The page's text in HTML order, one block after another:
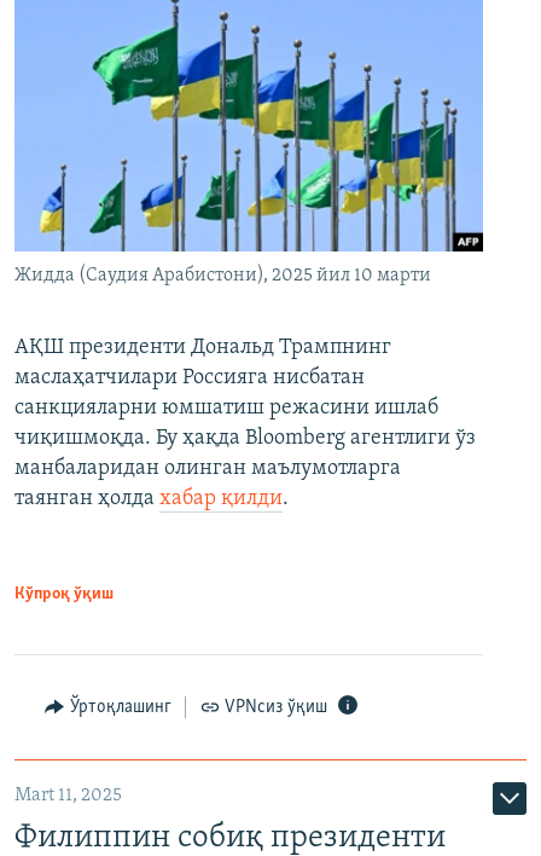
Жидда (Саудия Арабистони), 2025 йил 10 марти
АҚШ президенти Дональд Трампнинг
маслаҳатчилари Россияга нисбатан
санкцияларни юмшатиш режасини ишлаб
чиқишмоқда. Бу ҳақда Bloomberg агентлиги ўз
манбаларидан олинган маълумотларга
таянган ҳолда хабар қилди.
Кўпроқ ўқиш
Ўртоқлашинг VPNсиз ўқиш
Mart 11, 2025
Филиппин собиқ президенти